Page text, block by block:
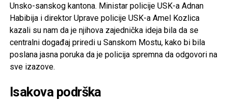
Unsko-sanskog kantona. Ministar policije USK-a Adnan
Habibija i direktor Uprave policije USK-a Amel Kozlica
kazali su nam da je njihova zajednička ideja bila da se
centralni događaj priredi u Sanskom Mostu, kako bi bila
poslana jasna poruka da je policija spremna da odgovori na
sve izazove.
Isakova podrška